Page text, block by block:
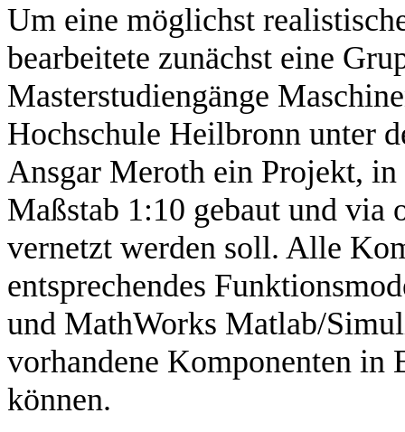
Um eine möglichst
bearbeitete zunächst eine
Masterstudiengänge
Hochschule Heilbronn unter
Ansgar Meroth ein Projekt,
Maßstab 1:10 gebaut und
vernetzt werden soll. Alle
entsprechendes
und MathWorks Matlab/
vorhandene Komponenten in
können.